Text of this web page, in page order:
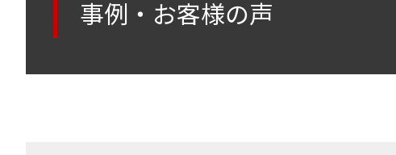
事例・お客様の声